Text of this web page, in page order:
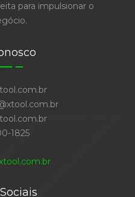
para impulsionar o
1825